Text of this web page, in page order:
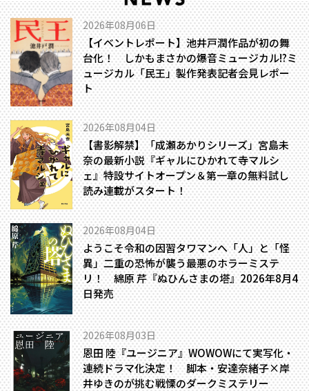
2026年08月06日
【イベントレポート】池井戸潤作品が初の舞
台化！ しかもまさかの爆音ミュージカル!?――ミ
ュージカル「民王」製作発表記者会見レポー
ト
2026年08月04日
【書影解禁】「成瀬あかりシリーズ」宮島未
奈の最新小説『ギャルにひかれて寺マルシ
ェ』特設サイトオープン＆第一章の無料試し
読み連載がスタート！
2026年08月04日
ようこそ令和の因習タワマンへ――「人」と「怪
異」二重の恐怖が襲う最悪のホラーミステ
リ！ 綿原 芹『ぬひんさまの塔』2026年8月4
日発売
2026年08月03日
恩田 陸『ユージニア』WOWOWにて実写化・
連続ドラマ化決定！ 脚本・安達奈緒子×岸
井ゆきのが挑む戦慄のダークミステリー